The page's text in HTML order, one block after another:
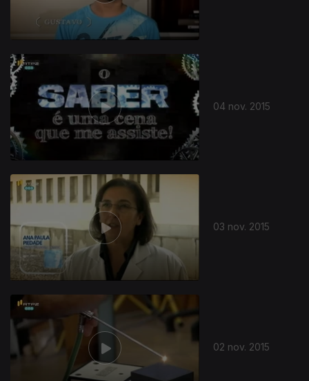
04 nov. 2015
03 nov. 2015
02 nov. 2015
212016